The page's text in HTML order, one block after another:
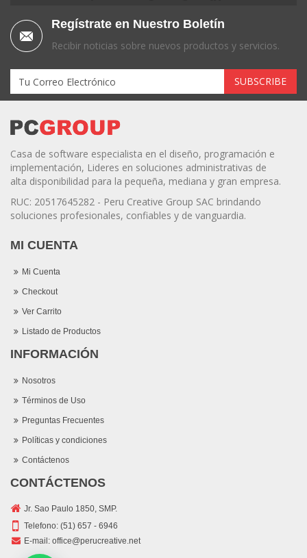
Regístrate en Nuestro Boletín
Recibir noticias sobre nuevos productos y servicios.
Casa de software especialista en el diseño, programación e
implementación, Lideres en soluciones administrativas de
alta disponibilidad para la pequeña, mediana y gran empresa.
RUC: 20517645282 - Peru Creative Group SAC brindando
soluciones profesionales, confiables y de vanguardia.
MI CUENTA
Mi Cuenta
Checkout
Ver Carrito
Listado de Productos
INFORMACIÓN
Nosotros
Términos de Uso
Preguntas Frecuentes
Políticas y condiciones
Contáctenos
CONTÁCTENOS
Jr. Sao Paulo 1850, SMP.
Telefono: (51) 657 - 6946
E-mail: office@perucreative.net